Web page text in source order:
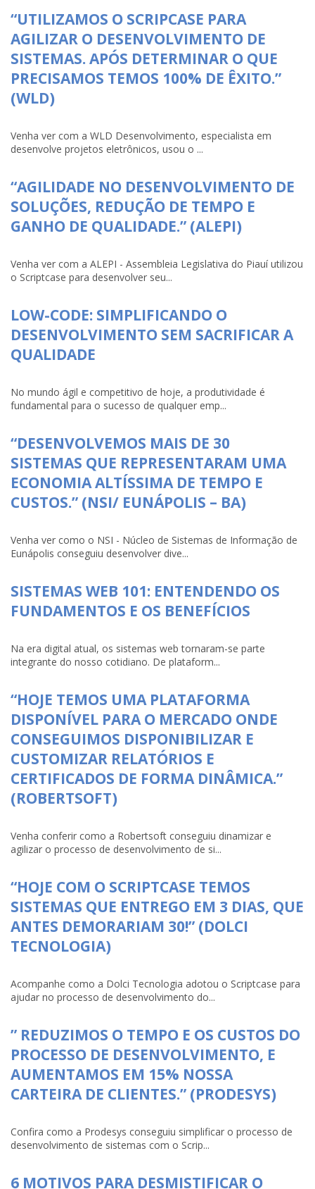
“UTILIZAMOS O SCRIPCASE PARA
AGILIZAR O DESENVOLVIMENTO DE
SISTEMAS. APÓS DETERMINAR O QUE
PRECISAMOS TEMOS 100% DE ÊXITO.”
(WLD)
Venha ver com a WLD Desenvolvimento, especialista em
desenvolve projetos eletrônicos, usou o ...
“AGILIDADE NO DESENVOLVIMENTO DE
SOLUÇÕES, REDUÇÃO DE TEMPO E
GANHO DE QUALIDADE.” (ALEPI)
Venha ver com a ALEPI - Assembleia Legislativa do Piauí utilizou
o Scriptcase para desenvolver seu...
LOW-CODE: SIMPLIFICANDO O
DESENVOLVIMENTO SEM SACRIFICAR A
QUALIDADE
No mundo ágil e competitivo de hoje, a produtividade é
fundamental para o sucesso de qualquer emp...
“DESENVOLVEMOS MAIS DE 30
SISTEMAS QUE REPRESENTARAM UMA
ECONOMIA ALTÍSSIMA DE TEMPO E
CUSTOS.” (NSI/ EUNÁPOLIS – BA)
Venha ver como o NSI - Núcleo de Sistemas de Informação de
Eunápolis conseguiu desenvolver dive...
SISTEMAS WEB 101: ENTENDENDO OS
FUNDAMENTOS E OS BENEFÍCIOS
Na era digital atual, os sistemas web tornaram-se parte
integrante do nosso cotidiano. De plataform...
“HOJE TEMOS UMA PLATAFORMA
DISPONÍVEL PARA O MERCADO ONDE
CONSEGUIMOS DISPONIBILIZAR E
CUSTOMIZAR RELATÓRIOS E
CERTIFICADOS DE FORMA DINÂMICA.”
(ROBERTSOFT)
Venha conferir como a Robertsoft conseguiu dinamizar e
agilizar o processo de desenvolvimento de si...
“HOJE COM O SCRIPTCASE TEMOS
SISTEMAS QUE ENTREGO EM 3 DIAS, QUE
ANTES DEMORARIAM 30!” (DOLCI
TECNOLOGIA)
Acompanhe como a Dolci Tecnologia adotou o Scriptcase para
ajudar no processo de desenvolvimento do...
” REDUZIMOS O TEMPO E OS CUSTOS DO
PROCESSO DE DESENVOLVIMENTO, E
AUMENTAMOS EM 15% NOSSA
CARTEIRA DE CLIENTES.” (PRODESYS)
Confira como a Prodesys conseguiu simplificar o processo de
desenvolvimento de sistemas com o Scrip...
6 MOTIVOS PARA DESMISTIFICAR O